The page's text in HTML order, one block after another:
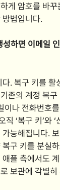
게 암호를 바
법입니다.
성하면 이메일
. 복구 키를 활
존의 계정 복
이나 전화번호
직 ‘복구 키’와
가능해집니다.
구 키를 분실
플 측에서도
보관에 각별